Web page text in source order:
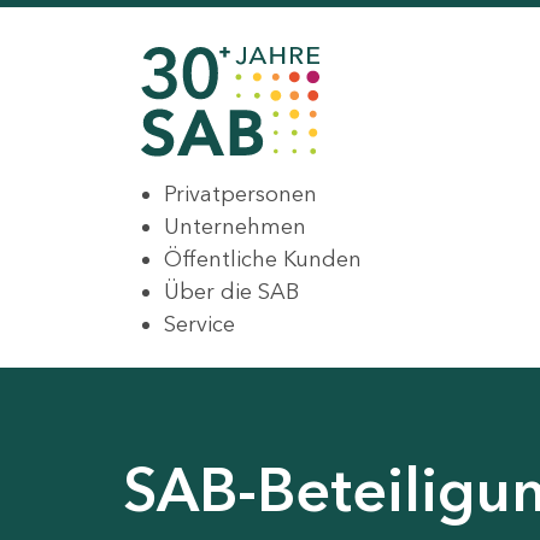
Privatpersonen
Unternehmen
Öffentliche Kunden
Über die SAB
Service
SAB-